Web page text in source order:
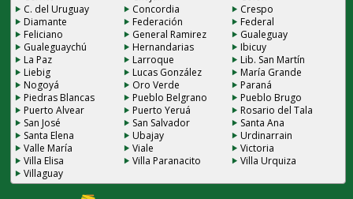
C. del Uruguay
Concordia
Crespo
Diamante
Federación
Federal
Feliciano
General Ramirez
Gualeguay
Gualeguaychú
Hernandarias
Ibicuy
La Paz
Larroque
Lib. San Martín
Liebig
Lucas González
María Grande
Nogoyá
Oro Verde
Paraná
Piedras Blancas
Pueblo Belgrano
Pueblo Brugo
Puerto Alvear
Puerto Yeruá
Rosario del Tala
San José
San Salvador
Santa Ana
Santa Elena
Ubajay
Urdinarrain
Valle María
Viale
Victoria
Villa Elisa
Villa Paranacito
Villa Urquiza
Villaguay